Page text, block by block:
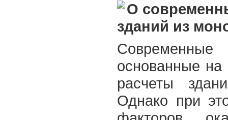
О
зданий из
основанные на
расчеты
Однако при